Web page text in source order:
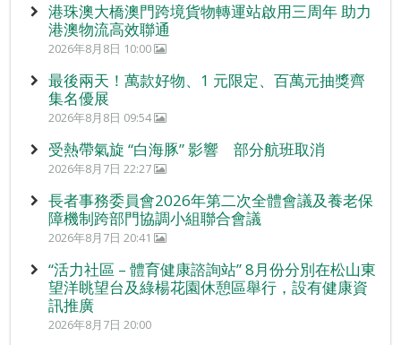
港珠澳大橋澳門跨境貨物轉運站啟用三周年 助力
港澳物流高效聯通
2026年8月8日 10:00
最後兩天！萬款好物、1 元限定、百萬元抽獎齊
集名優展
2026年8月8日 09:54
受熱帶氣旋 “白海豚” 影響 部分航班取消
2026年8月7日 22:27
長者事務委員會2026年第二次全體會議及養老保
障機制跨部門協調小組聯合會議
2026年8月7日 20:41
“活力社區 – 體育健康諮詢站” 8月份分別在松山東
望洋眺望台及綠楊花園休憩區舉行，設有健康資
訊推廣
2026年8月7日 20:00